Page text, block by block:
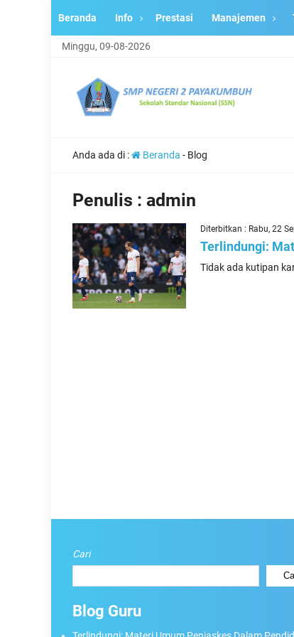
Beranda Info Prestasi Manajemen
Minggu, 09-08-2026
Anda ada di : Beranda - Blog
Penulis : admin
Diterbitkan : Rabu, 22
Terlindungi:
Tidak ada kutipan
Cari
Blog Guru